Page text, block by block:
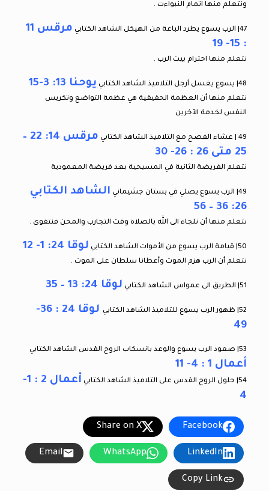
ونتعلم منها اتمام النبواءت .
47| الرب يسوع يطرد الباعة من الهيكل الشاهد الكتابي
مرقس 11
: 15- 19
نتعلم منها احترام بيت الرب .
48| يسوع يغسل أرجل التلاميذ الشاهد الكتابي يوحنا 13: 3-15
نتعلم منها أن العظمة الحقيقية هي عظمة التواضع وتكريس
النفس لخدمة الآخرين
49 | عشاء الفصح مع التلاميذ الشاهد الكتابي
مرقس 14: 22 –
25 متى 26 : 26- 30
نتعلم الفريضة الثانية في المسيحية بعد فريضة المعمودية
49| الرب يسوع يصلي في بستان جشيماني
الشاهد الكتابي
26: 36 – 56
نتعلم منها أن نلجاء الى الله بالصلاة وقت التجارب والمحن فنتقوى .
50| قيامة الرب يسوع من الأموات الشاهد الكتابي لوقا 24: 1- 12
نتعلم أن الرب هزم الموت وأعطانا سلطان على الموت .
51| الطريق الى عمواس الشاهد الكتابي لوقا 24: 13 – 35
52| ظهور الرب يسوع للتلاميذ الشاهد الكتابي
لوقا 24 : 36-
49
53| صعود الرب يسوع والوعد بانسكاب الروح القدس الشاهد الكتابي
أعمال 1 : 4- 11
54| حلول الروح القدس على التلاميذ الشاهد الكتابي
أعمال 2 : 1-
4
Facebook
Share on X
LinkedIn
WhatsApp
Email
Copy Link